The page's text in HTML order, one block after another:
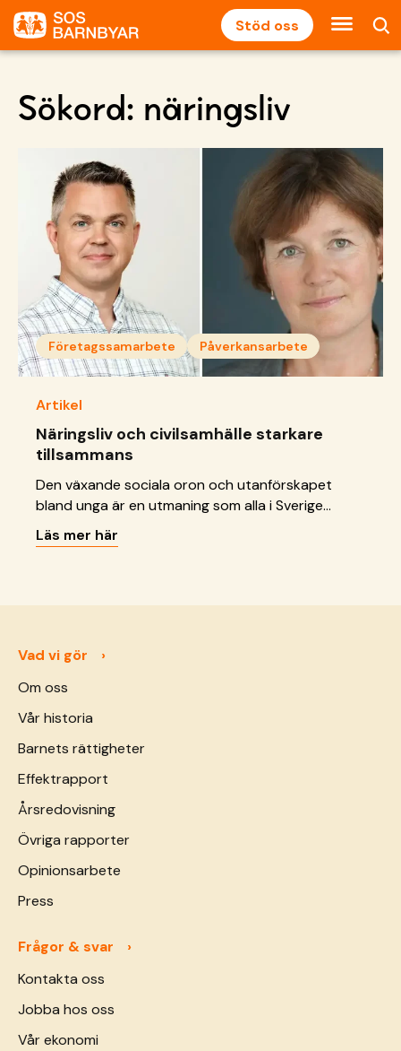
Stöd oss
Sökord: näringsliv
Företagssamarbete Påverkansarbete
Artikel
Näringsliv och civilsamhälle starkare
tillsammans
Den växande sociala oron och utanförskapet
bland unga är en utmaning som alla i Sverige
måste ta på allvar. Det är hög tid för näringslivet
och civilsamhället att inse att gemensamma
generalsekreterare SOS Barnbyar Sverige.
Läs mer här
Vad vi gör
Om oss
Vår historia
Barnets rättigheter
Effektrapport
Årsredovisning
Övriga rapporter
Opinionsarbete
Press
Frågor & svar
Kontakta oss
Jobba hos oss
Vår ekonomi